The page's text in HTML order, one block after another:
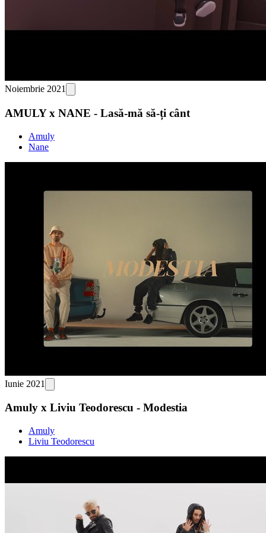
Noiembrie 2021
AMULY x NANE - Lasă-mă să-ți cânt
Amuly
Nane
Iunie 2021
Amuly x Liviu Teodorescu - Modestia
Amuly
Liviu Teodorescu